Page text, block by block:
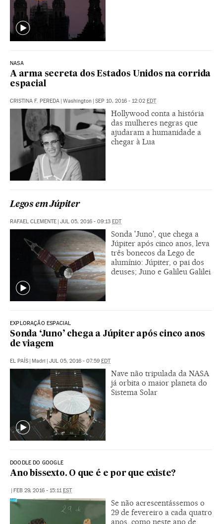
NASA
A arma secreta dos Estados Unidos na corrida
espacial
CRISTINA F. PEREDA | Washington | SEP 10, 2016 - 12:02 EDT
Hollywood conta a história
das mulheres negras que
ajudaram a humanidade a
chegar à Lua
Legos em Júpiter
RAFAEL CLEMENTE | JUL 05, 2016 - 09:13 EDT
Sonda 'Juno', que chega a
Júpiter após cinco anos, leva
três bonecos da Lego de
alumínio: Júpiter, o pai dos
deuses; Juno e Galileu Galilei
EXPLORAÇÃO ESPACIAL
Sonda ‘Juno’ chega a Júpiter após cinco anos
de viagem
EL PAÍS | Madri | JUL 05, 2016 - 07:59 EDT
Nave não tripulada da NASA
já orbita o maior planeta do
Sistema Solar
DOODLE DO GOOGLE
Ano bissexto. O que é e por que existe?
| FEB 29, 2016 - 15:11EST
Se não acrescentássemos o
29 de fevereiro a cada quatro
anos, como neste ano de